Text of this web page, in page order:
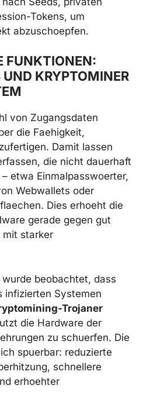
nach Seeds,
Session-Tokens,
abzuschoepfen.
FUNKTIONEN:
UND
DEM SYSTEM
von Zugangsdaten
die Faehigkeit,
Damit lassen
die nicht
werden – etwa
Codes, Inhalte von
Dies erhoeht die
gerade gegen gut
starker
beobachtet, dass
infizierten Systemen
Trojaner
die Hardware der
zu schuerfen.
spuerbar:
Ueberhitzung,